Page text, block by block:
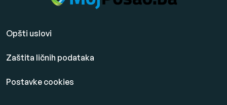
Opšti uslovi
Zaštita ličnih podataka
Postavke cookies